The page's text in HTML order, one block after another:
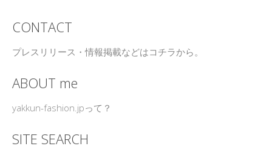
CONTACT
プレスリリース・情報掲載などはコチラから。
ABOUT me
yakkun-fashion.jpって？
SITE SEARCH